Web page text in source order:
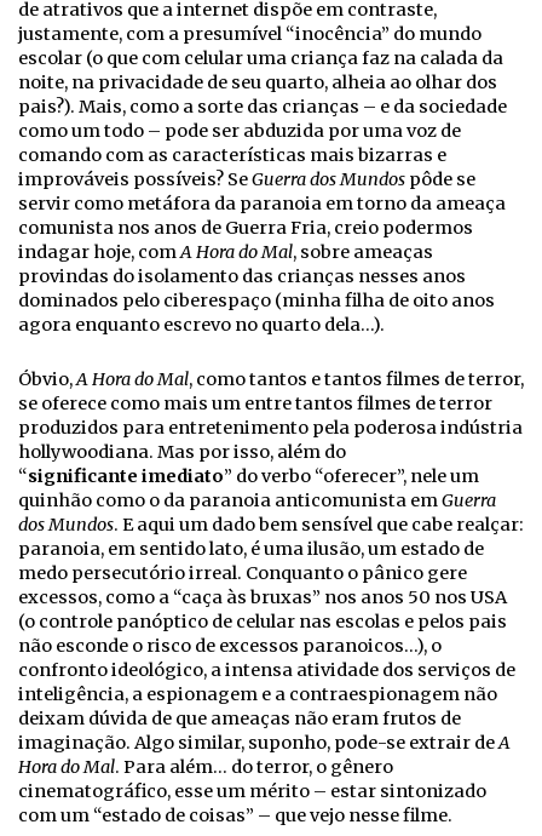
de atrativos que a internet dispõe em contraste,
justamente, com a presumível “inocência” do mundo
escolar (o que com celular uma criança faz na calada da
noite, na privacidade de seu quarto, alheia ao olhar dos
pais?). Mais, como a sorte das crianças – e da sociedade
como um todo – pode ser abduzida por uma voz de
comando com as características mais bizarras e
improváveis possíveis? SeGuerra dos Mundos pôde se
servir como metáfora da paranoia em torno da ameaça
comunista nos anos de Guerra Fria, creio podermos
indagar hoje, comA Hora do Mal, sobre ameaças
provindas do isolamento das crianças nesses anos
dominados pelo ciberespaço (minha filha de oito anos
agora enquanto escrevo no quarto dela…).
Óbvio,A Hora do Mal, como tantos e tantos filmes de terror,
se oferece como mais um entre tantos filmes de terror
produzidos para entretenimento pela poderosa indústria
hollywoodiana. Mas por isso, além do
“significante imediato” do verbo “oferecer”, nele um
quinhão como o da paranoia anticomunista emGuerra
dos Mundos. E aqui um dado bem sensível que cabe realçar:
paranoia, em sentido lato, é uma ilusão, um estado de
medo persecutório irreal. Conquanto o pânico gere
excessos, como a “caça às bruxas” nos anos 50 nos USA
(o controle panóptico de celular nas escolas e pelos pais
não esconde o risco de excessos paranoicos…), o
confronto ideológico, a intensa atividade dos serviços de
inteligência, a espionagem e a contraespionagem não
deixam dúvida de que ameaças não eram frutos de
imaginação. Algo similar, suponho, pode-se extrair deA
Hora do Mal. Para além… do terror, o gênero
cinematográfico, esse um mérito – estar sintonizado
com um “estado de coisas” – que vejo nesse filme.